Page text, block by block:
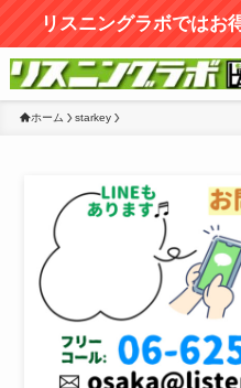
リスニングラボではお
ホーム starkey